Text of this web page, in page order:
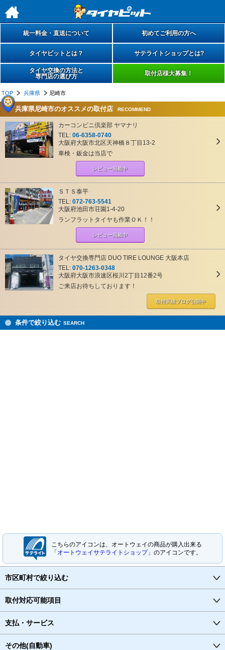
h
統一料金・直送について 初めてご利用の方へ
タイヤピットとは？ サテライトショップとは?
タイヤ交換の方法と
専門店の選び方
取付店様大募集！
TOP 兵庫県 尼崎市
兵庫県尼崎市のオススメの取付店 RECOMMEND
カーコンビニ倶楽部 ヤマナリ
TEL: 06-6358-0740
大阪府大阪市北区天神橋８丁目13-2
車検・鈑金は当店で
レビュー掲載中
ＳＴＳ泰平
TEL: 072-763-5541
大阪府池田市荘園1-4-20
ランフラットタイヤも作業ＯＫ！！
レビュー掲載中
タイヤ交換専門店 DUO TIRE LOUNGE 大阪本店
TEL: 070-1263-0348
大阪府大阪市浪速区桜川2丁目12番2号
ご来店お待ちしております！
取付実績ブログ公開中
条件で絞り込む SEARCH
こちらのアイコンは、オートウェイの商品が購入出来る
「 オートウェイサテライトショップ」のアイコンです。
市区町村で絞り込む
取付対応可能項目
支払・サービス
その他(自動車)